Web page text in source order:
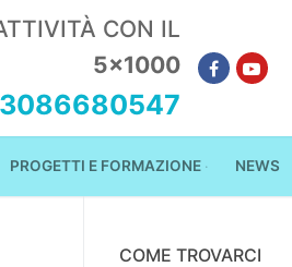
CON IL
5×1000
PROGETTI E FORMAZIONE NEWS
COME TROVARCI